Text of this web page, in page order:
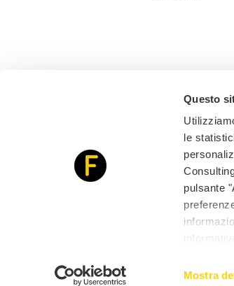
Questo
le
pulsante
Mostra
Via Flaminia, 134
Tel. +39 0541
Wh. +39 339 491